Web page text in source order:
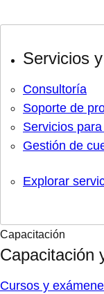
Servicios
Consultoría
Soporte de
Servicios
Gestión de
Explorar
Capacitación
Capacitación
Cursos y